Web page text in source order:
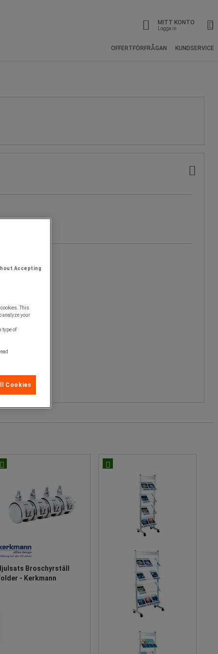
MITT KONTO
Logga in
OFFERTFÖRFRÅGAN KUNDSERVICE
Broschyrställ
- Kerkmann
Accepting
This
analyze your
type of
Cookies